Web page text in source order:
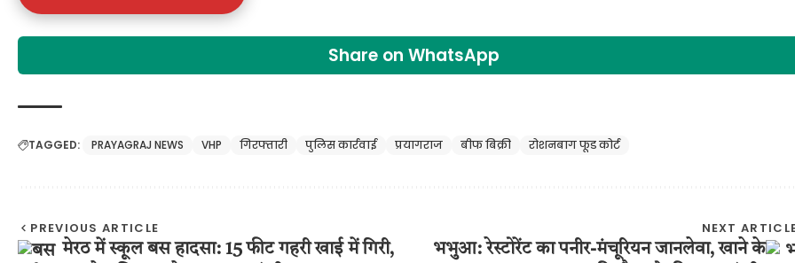
Share on WhatsApp
TAGGED: PRAYAGRAJ NEWS VHP गिरफ्तारी पुलिस कार्रवाई प्रयागराज बीफ बिक्री रोशनबाग फूड कोर्ट
PREVIOUS ARTICLE
मेरठ में स्कूल बस हादसा: 15 फीट गहरी खाई में गिरी,
NEXT
भभुआ: रेस्टोरेंट का पनीर-मंचूरियन जानलेवा, खाने के